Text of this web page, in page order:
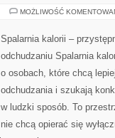
MOŻLIWOŚĆ
Spalarnia kalorii –
odchudzaniu Spalarnia
o osobach, które chcą
odchudzania i szukają
w ludzki sposób. To
nie chcą opierać się